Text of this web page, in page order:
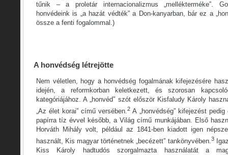
tűnik – a proletár internacionalizmus „mellékterméke”.
honvédeink is „a hazát védték” a Don-kanyarban, bár ez a
össze a fenti fogalommal.)
A honvédség létrejötte
Nem véletlen, hogy a honvédség fogalmának kifejezésére
idején, a reformkorban keletkezett, és szorosan
kategóriájához. A „honvéd” szót először Kisfaludy Károly
„Az élet korai” című versében.2 A „honvédség” kifejezést
papírra tíz évvel később, a Világ című munkájában. Első
Horváth Mihály volt, például az 1841-ben kiadott igen
használt, Kis magyar történetnek „becézett” tankönyvében.3
Kiss Károly hadtudós szorgalmazta használatát a